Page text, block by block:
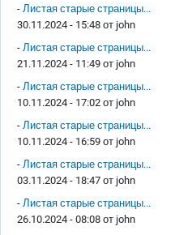
- Листая старые страницы...
30.11.2024 - 15:48 от john
- Листая старые страницы...
21.11.2024 - 11:49 от john
- Листая старые страницы...
10.11.2024 - 17:02 от john
- Листая старые страницы...
10.11.2024 - 16:59 от john
- Листая старые страницы...
03.11.2024 - 18:47 от john
- Листая старые страницы...
26.10.2024 - 08:08 от john